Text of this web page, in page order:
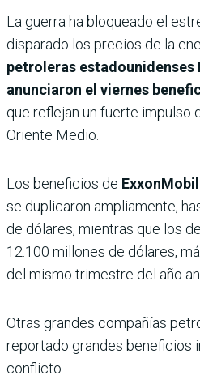
La guerra ha bloqueado el
disparado los precios de la
petroleras estadounidenses
anunciaron el viernes
que reflejan un fuerte impulso
Oriente Medio.
Los beneficios de ExxonMobil
se duplicaron ampliamente,
de dólares, mientras que los de
12.100 millones de dólares,
del mismo trimestre del año
Otras grandes compañías
reportado grandes beneficios
conflicto.